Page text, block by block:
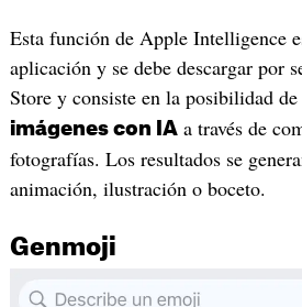
Esta función de Apple Intelligence
aplicación y se debe descargar por
Store y consiste en la posibilidad de
imágenes con IAa través de
fotografías. Los resultados se
animación, ilustración o boceto.
Genmoji